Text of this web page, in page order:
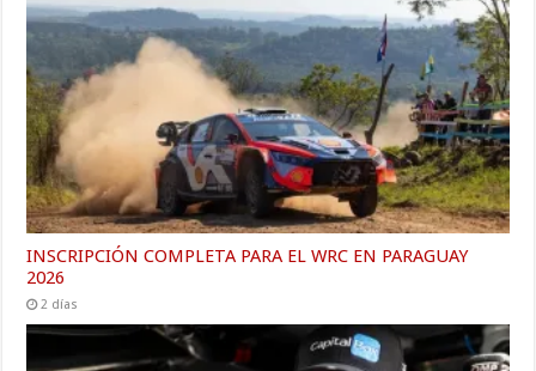
INSCRIPCIÓN COMPLETA PARA EL WRC EN PARAGUAY
2026
2 días